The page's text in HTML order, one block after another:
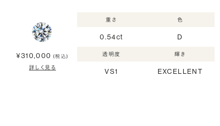
¥310,000 (税込)
詳しく見る
重さ
0.54ct
色
D
透明度
VS1
輝き
EXCELLENT